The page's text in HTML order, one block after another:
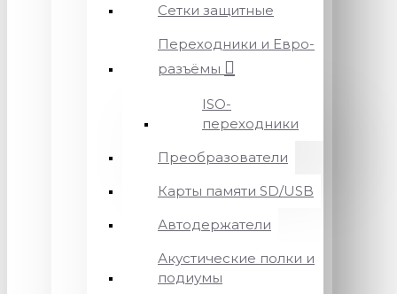
Сетки защитные
Переходники и Евро-
разъёмы
ISO-
переходники
Преобразователи
Карты памяти SD/USB
Автодержатели
Акустические полки и
подиумы